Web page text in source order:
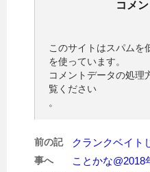
このサイトはスパムを
を使っています。
コメントデータの処理
覧ください
。
前の記
事へ
クランクベイト
ことかな@2018